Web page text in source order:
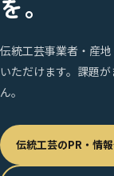
伝統工芸事業者・産
いただけます。課題
ん。
伝統工芸のPR・情